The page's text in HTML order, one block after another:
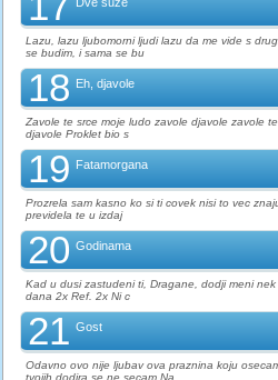
Lazu, lazu ljubomorni ljudi lazu da me vide s
se budim, i sama se bu
18 Eh, djavole
Zavole te srce moje ludo zavole djavole zavole
djavole Proklet bio s
19 Fatamorgana
Prozrela sam kasno ko si ti covek nisi to vec
previdela te u izdaj
20 Godinama
Kad u dusi zastudeni ti, Dragane, dodji meni
dana 2x Ref. 2x Ni c
21 Gost
Odavno ovo nije ljubav ova praznina koju
tvojih dodira se ne secam Na